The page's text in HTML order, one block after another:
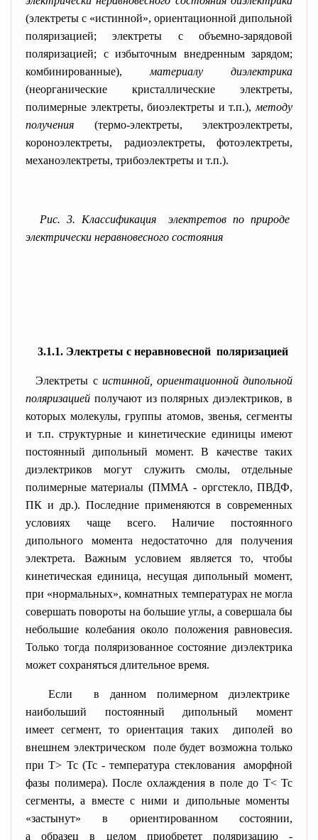
(электреты с «истинной», ориентационной дипольной
поляризацией; электреты с объемно-зарядовой
поляризацией; с избыточным внедренным зарядом;
комбинированные), материалу диэлектрика
(неорганические кристаллические электреты,
полимерные электреты, биоэлектреты и т.п.), методу
получения (термо-электреты, электроэлектреты,
короноэлектреты, радиоэлектреты, фотоэлектреты,
механоэлектреты, трибоэлектреты и т.п.).
Рис. 3. Классификация электретов по природе
электрически неравновесного состояния
3.1.1. Электреты с неравновесной поляризацией
Электреты с истинной, ориентационной дипольной
поляризацией получают из полярных диэлектриков, в
которых молекулы, группы атомов, звенья, сегменты
и т.п. структурные и кинетические единицы имеют
постоянный дипольный момент. В качестве таких
диэлектриков могут служить смолы, отдельные
полимерные материалы (ПММА - оргстекло, ПВДФ,
ПК и др.). Последние применяются в современных
условиях чаще всего. Наличие постоянного
дипольного момента недостаточно для получения
электрета. Важным условием является то, чтобы
кинетическая единица, несущая дипольный момент,
при «нормальных», комнатных температурах не могла
совершать повороты на большие углы, а совершала бы
небольшие колебания около положения равновесия.
Только тогда поляризованное состояние диэлектрика
может сохраняться длительное время.
Если в данном полимерном диэлектрике
наибольший постоянный дипольный момент
имеет сегмент, то ориентация таких диполей во
внешнем электрическом поле будет возможна только
при Т> Тс (Тс - температура стеклования аморфной
фазы полимера). После охлаждения в поле до Т< Тс
сегменты, а вместе с ними и дипольные моменты
«застынут» в ориентированном состоянии,
а образец в целом приобретет поляризацию -